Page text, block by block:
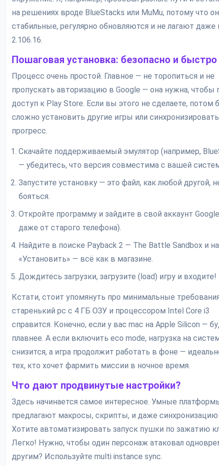
на решениях вроде BlueStacks или MuMu, потому что
стабильные, регулярно обновляются и не лагают даже
2.106.16.
Пошаговая установка: безопасно и быстро
Процесс очень простой. Главное — не торопиться и не
пропускать авторизацию в Google — она нужна, чтобы
доступ к Play Store. Если вы этого не сделаете, потом
сложно установить другие игры или синхронизировать
прогресс.
Скачайте поддерживаемый эмулятор (например,
— убедитесь, что версия совместима с вашей
Запустите установку — это файл, как любой другой,
бояться.
Откройте программу и зайдите в свой аккаунт
даже от старого телефона).
Найдите в поиске Payback 2 — The Battle Sandbox и
«Установить» — всё как в магазине.
Дождитесь загрузки, загрузите (load) игру и входите!
Кстати, стоит упомянуть про минимальные
старенький pc с 4 ГБ ОЗУ и процессором Intel Core i3
справится. Конечно, если у вас mac на Apple Silicon —
плавнее. А если включить eco mode, нагрузка на
снизится, а игра продолжит работать в фоне —
тех, кто хочет фармить миссии в ночное время.
Что дают продвинутые настройки?
Здесь начинается самое интересное. Умные
предлагают макросы, скрипты, и даже синхронизацию
Хотите автоматизировать запуск пушки по зажатию
Легко! Нужно, чтобы один персонаж атаковал
другим? Используйте multi instance sync.